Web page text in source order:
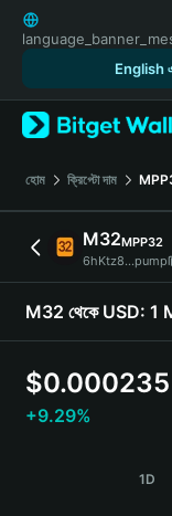
English
日本語
Русский
Español
Türkçe
Italiano
简体中文
繁體中文
Português
हिन्दी
Español (Argentina)
English
হোম ক্রিপ্টো দাম
M32MPP32
6hKtz8...pump
M32 থেকে USD: 1
$0.000235
+9.29%
1D